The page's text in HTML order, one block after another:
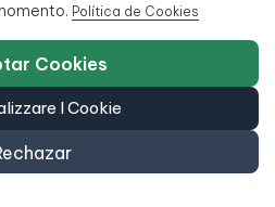
Política de Cookies
I Cookie
Cookies
20 47 46